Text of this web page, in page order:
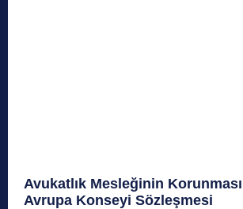
Avukatlık Mesleğinin
Avrupa Konseyi Sözleşmesi